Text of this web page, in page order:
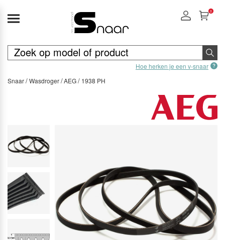
Hoe herken je een v-snaar
0
Snaar Wasdroger AEG 1938 PH